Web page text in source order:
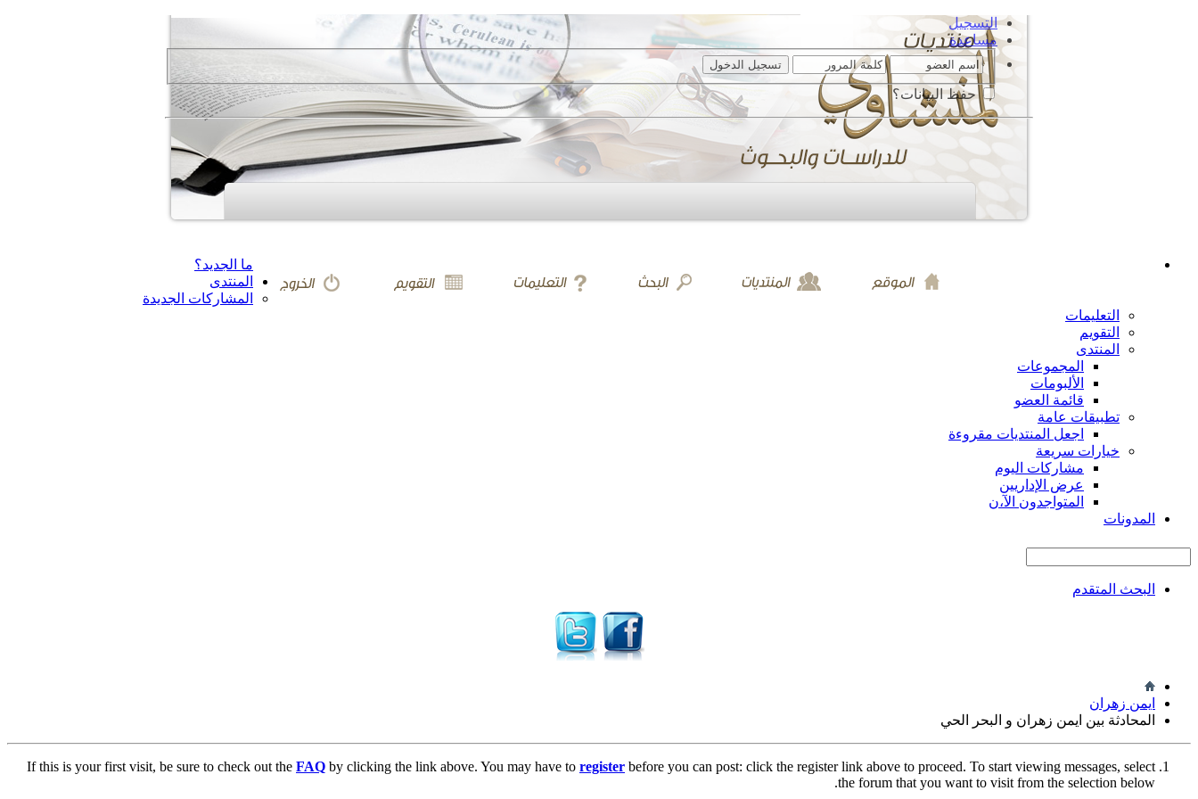
التسجيل
مساعدة
حفظ البيانات؟
ما الجديد؟
المنتدى
المشاركات الجديدة
التعليمات
التقويم
المنتدى
المجموعات
الألبومات
قائمة العضو
تطبيقات عامة
اجعل المنتديات مقروءة
خيارات سريعة
مشاركات اليوم
عرض الإداريين
المتواجدون الآ،ن
المدونات
البحث المتقدم
ايمن زهران
المحادثة بين ايمن زهران و البحر الحي
If this is your first visit, be sure to check out the FAQ by clicking the link above. You may have to register before you can post: click the register link above to proceed. To start viewing messages, select
the forum that you want to visit from the selection below.